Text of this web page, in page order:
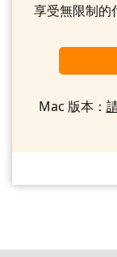
享受無限制的
Mac 版本：